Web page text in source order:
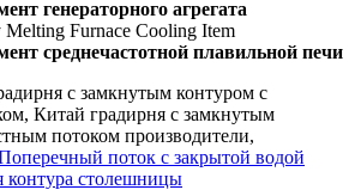
генераторного агрегата
среднечастотной плавильной печи
с замкнутым контуром с
Китай градирня с замкнутым
потоком производители,
поток с закрытой водой
столешницы